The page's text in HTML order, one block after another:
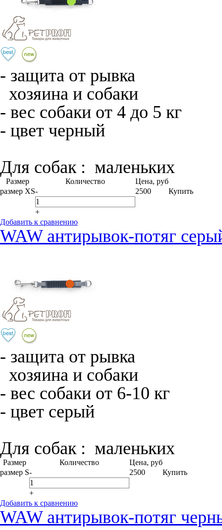
- защита от рывка
хозяина и собаки
- вес собаки от 4 до 5 кг
- цвет черный
Для собак : маленьких
Размер Количество
Цена, руб
размер XS-
+
2500 Купить
Добавить к сравнению
WAW антирывок-потяг
- защита от рывка
хозяина и собаки
- вес собаки от 6-10 кг
- цвет серый
Для собак : маленьких
Размер Количество
Цена, руб
размер S-
+
2500 Купить
Добавить к сравнению
WAW антирывок-потяг